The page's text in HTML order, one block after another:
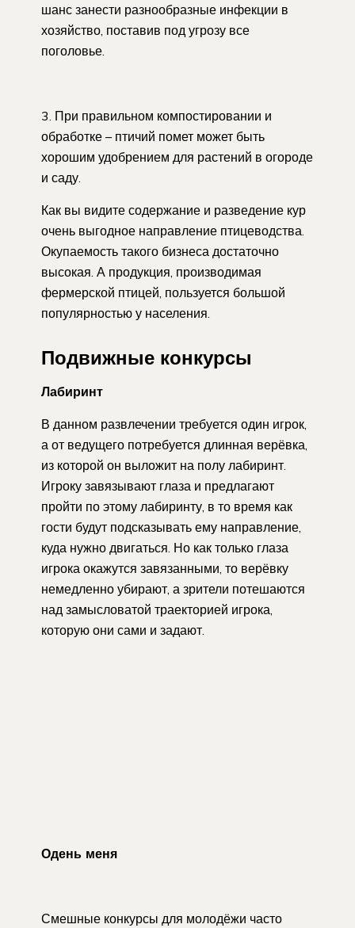
шанс занести разнообразные инфекции в
хозяйство, поставив под угрозу все
поголовье.
3. При правильном компостировании и
обработке – птичий помет может быть
хорошим удобрением для растений в огороде
и саду.
Как вы видите содержание и разведение кур
очень выгодное направление птицеводства.
Окупаемость такого бизнеса достаточно
высокая. А продукция, производимая
фермерской птицей, пользуется большой
популярностью у населения.
Подвижные конкурсы
Лабиринт
В данном развлечении требуется один игрок,
а от ведущего потребуется длинная верёвка,
из которой он выложит на полу лабиринт.
Игроку завязывают глаза и предлагают
пройти по этому лабиринту, в то время как
гости будут подсказывать ему направление,
куда нужно двигаться. Но как только глаза
игрока окажутся завязанными, то верёвку
немедленно убирают, а зрители потешаются
над замысловатой траекторией игрока,
которую они сами и задают.
Одень меня
Смешные конкурсы для молодёжи часто